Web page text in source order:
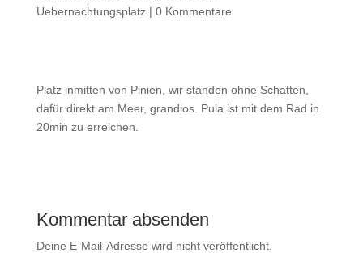
Uebernachtungsplatz| 0 Kommentare
Platz inmitten von Pinien, wir standen ohne Schatten,
dafür direkt am Meer, grandios. Pula ist mit dem Rad in
20min zu erreichen.
Kommentar absenden
Deine E-Mail-Adresse wird nicht veröffentlicht.